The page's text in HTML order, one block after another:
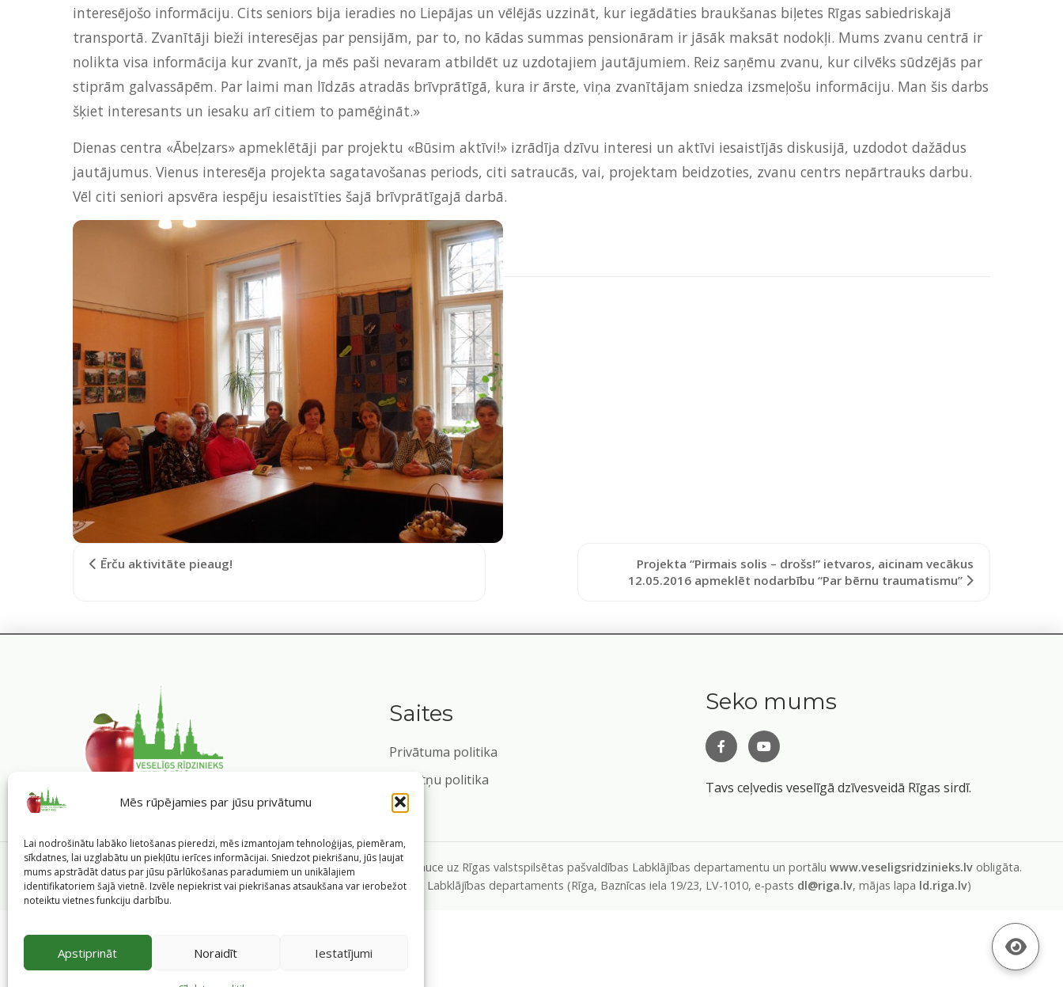
Mēs rūpējamies par jūsu privātumu
Lai nodrošinātu labāko lietošanas pieredzi, mēs izmantojam tehnoloģijas, piemēram,
sīkdatnes, lai uzglabātu un piekļūtu ierīces informācijai. Sniedzot piekrišanu, jūs ļaujat
mums apstrādāt datus par jūsu pārlūkošanas paradumiem un unikālajiem
identifikatoriem šajā vietnē. Izvēle nepiekrist vai piekrišanas atsaukšana var ierobežot
noteiktu vietnes funkciju darbību.
Apstiprināt Noraidīt Iestatījumi
interesējošo informāciju. Cits seniors bija ieradies no Liepājas un vēlējās uzzināt, kur iegādāties braukšanas biļetes Rīgas sabiedriskajā
transportā. Zvanītāji bieži interesējas par pensijām, par to, no kādas summas pensionāram ir jāsāk maksāt nodokļi. Mums zvanu centrā ir
nolikta visa informācija kur zvanīt, ja mēs paši nevaram atbildēt uz uzdotajiem jautājumiem. Reiz saņēmu zvanu, kur cilvēks sūdzējās par
stiprām galvassāpēm. Par laimi man līdzās atradās brīvprātīgā, kura ir ārste, viņa zvanītājam sniedza izsmeļošu informāciju. Man šis darbs
šķiet interesants un iesaku arī citiem to pamēģināt.»
Dienas centra «Ābeļzars» apmeklētāji par projektu «Būsim aktīvi!» izrādīja dzīvu interesi un aktīvi iesaistījās diskusijā, uzdodot dažādus
jautājumus. Vienus interesēja projekta sagatavošanas periods, citi satraucās, vai, projektam beidzoties, zvanu centrs nepārtrauks darbu.
Vēl citi seniori apsvēra iespēju iesaistīties šajā brīvprātīgajā darbā.
Ērču aktivitāte pieaug!
Projekta “Pirmais solis – drošs!” ietvaros, aicinam vecākus
12.05.2016 apmeklēt nodarbību “Par bērnu traumatismu”
Saites
Privātuma politika
Sīkdatņu politika
Seko mums
Tavs ceļvedis veselīgā dzīvesveidā Rīgas sirdī.
© 2026 Veselīgs rīdzinieks veselā Rīgā |Pārpublicējot informāciju, atsauce uz Rīgas valstspilsētas pašvaldības Labklājības departamentu un portālu www.veseligsridzinieks.lv obligāta.
Pašvaldības portālu administrē Rīgas valstspilsētas pašvaldības Labklājības departaments (Rīga, Baznīcas iela 19/23, LV-1010, e-pasts dl@riga.lv, mājas lapa ld.riga.lv)